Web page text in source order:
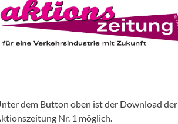
dem Button oben ist der Download der
Nr. 1 möglich.